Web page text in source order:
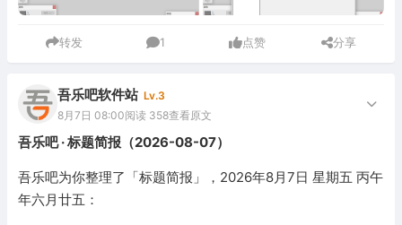
转发 1 点赞 分享
吾乐吧软件站 Lv.3
8月7日 08:00阅读 358查看原文
吾乐吧 · 标题简报（2026-08-07）
吾乐吧为你整理了「标题简报」，2026年8月7日 星期五 丙午
年六月廿五：